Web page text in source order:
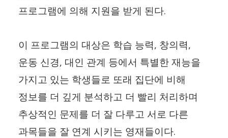
프로그램에 의해 지원을 받게 된다.
이 프로그램의 대상은 학습 능력, 창의력,
운동 신경, 대인 관계 등에서 특별한 재능을
가지고 있는 학생들로 또래 집단에 비해
정보를 더 깊게 분석하고 더 빨리 처리하며
추상적인 문제를 더 잘 다루고 서로 다른
과목들을 잘 연계 시키는 영재들이다.